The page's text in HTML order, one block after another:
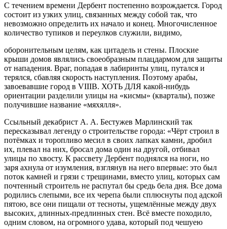
С течением времени Дербент постепенно возрождается. Город
состоит из узких улиц, связанных между собой так, что
невозможно определить их начало и конец. Многочисленное
количество тупиков и переулков служили, видимо,
оборонительным целям, как цитадель и стены. Плоские
крыши домов являлись своеобразным плацдармом для защиты
от нападения. Враг, попадая в лабиринты улиц, путался и
терялся, сбавляя скорость наступления. Поэтому арабы,
завоевавшие город в VIIIB. ХОТЬ ДЛЯ какой-нибудь
ориентации разделили улицы на «кисмы» (кварталы), позже
получившие название «мяхялля».
Ссыльный декабрист А. А. Бестужев Марлинский так
пересказывал легенду о строительстве города: «Чёрт строил в
потёмках и торопливо месил в своих лапках камни, дробил
их, плевал на них, бросал дома один на другой, отбивал
улицы по хвосту. К рассвету Дербент поднялся на ноги, но
заря ахнула от изумления, взглянув на него впервые: это был
поток камней и грязи с трещинами, вместо улиц, которых сам
почтенный строитель не распутал бы средь бела дня. Все дома
родились слепыми, все их черепа были сплюснуты под адской
пятою, все они пищали от тесноты, ущемлённые между двух
высоких, длинных-предлинных стен. Всё вместе походило,
одним словом, на огромного удава, который под чешуею